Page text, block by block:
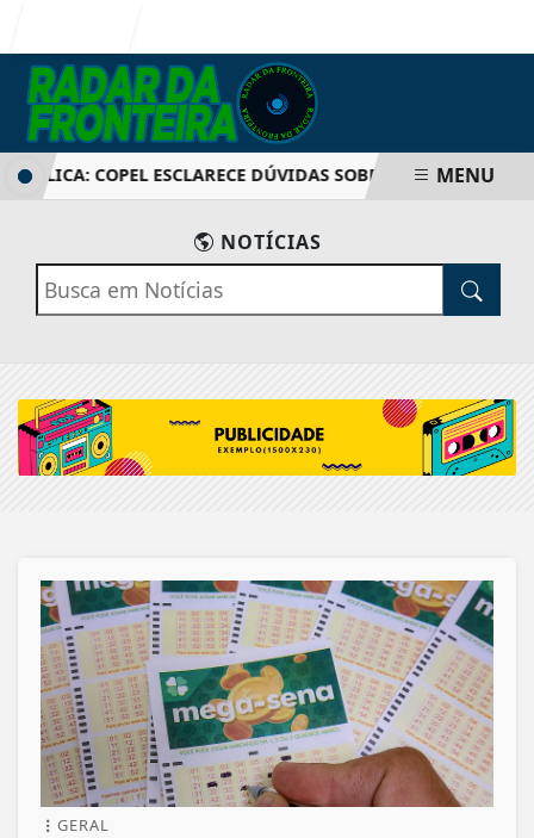
COPEL ESCLARECE DÚVIDAS SOBRE AUMENTO DE
MENU
NOTÍCIAS
GERAL